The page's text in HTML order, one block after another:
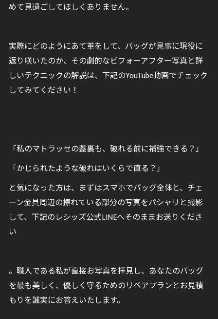
めて見過ごしてほしくありません。
実際にどのようにあて革をして、バッグが見事に現役に
返り咲いたのか、その劇的なビフォーアフター写真と詳
しいテクニックの解説は、下記のYouTube動画でチェック
してみてください！
「私のマトラッセの蓋裏も、破れる前に補強できる？」
「かじられたような破れはいくらで直る？」
と気になった方は、まずはスマホでバッグ全体と、チェ
ーン金具周辺の擦れている部分の写真をパシャリと撮影
して、下記のレシッズ公式LINEへそのままお送りくださ
い
。職人である私が直接お写真を拝見し、あなたのバッグ
を最も美しく、優しく守るためのリペアプランとお見積
もりを誠実にお答えいたします。